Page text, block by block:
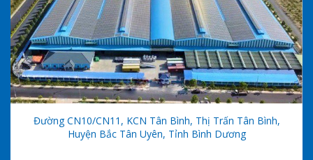
Đường CN10/CN11, KCN Tân Bình, Thị Trấn Tân Bình,
Huyện Bắc Tân Uyên, Tỉnh Bình Dương